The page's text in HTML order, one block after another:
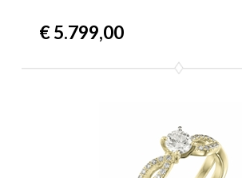
€ 5.799,00